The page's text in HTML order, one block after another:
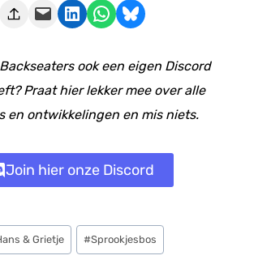
Deze pagina e-mailen Delen op LinkedIn Delen via WhatsApp Share on Bluesky
ook een eigen Discord
Praat hier lekker mee over alle
en ontwikkelingen en mis niets.
Join hier onze Discord
& Grietje #Sprookjesbos